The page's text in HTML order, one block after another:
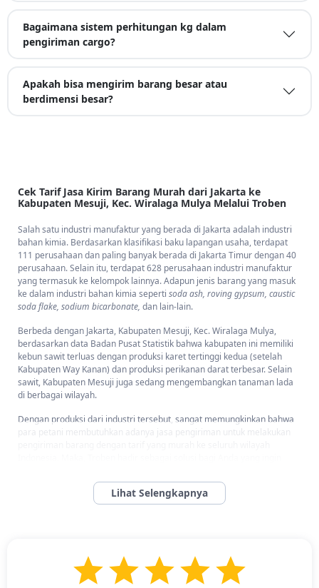
Bagaimana sistem perhitungan kg dalam
pengiriman cargo?
Apakah bisa mengirim barang besar atau
berdimensi besar?
Cek Tarif Jasa Kirim Barang Murah dari Jakarta ke
Kabupaten Mesuji, Kec. Wiralaga Mulya Melalui Troben
Salah satu industri manufaktur yang berada di Jakarta adalah industri
bahan kimia. Berdasarkan klasifikasi baku lapangan usaha, terdapat
111 perusahaan dan paling banyak berada di Jakarta Timur dengan 40
perusahaan. Selain itu, terdapat 628 perusahaan industri manufaktur
yang termasuk ke kelompok lainnya. Adapun jenis barang yang masuk
ke dalam industri bahan kimia seperti soda ash, roving gypsum, caustic
soda flake, sodium bicarbonate, dan lain-lain.
Berbeda dengan Jakarta, Kabupaten Mesuji, Kec. Wiralaga Mulya,
berdasarkan data Badan Pusat Statistik bahwa kabupaten ini memiliki
kebun sawit terluas dengan produksi karet tertinggi kedua (setelah
Kabupaten Way Kanan) dan produksi perikanan darat terbesar. Selain
sawit, Kabupaten Mesuji juga sedang mengembangkan tanaman lada
di berbagai wilayah.
Dengan produksi dari industri tersebut, sangat memungkinkan bahwa
para petani membutuhkan adanya jasa pengiriman untuk melakukan
Selain itu, Anda bisa mengirimkan barang dari Jakarta ke Kabupaten
Mesuji, Kec. Wiralaga Mulya dengan ongkos kirim yang murah.
Tidak hanya kopi dan souvenir yang bisa Anda beli sebagai oleh-oleh
dari Provinsi Lampung. Anda juga bisa mendapatkan sambal khas
Lampung untuk dibawa pulang. Diketahui bahwa sambal ini banyak